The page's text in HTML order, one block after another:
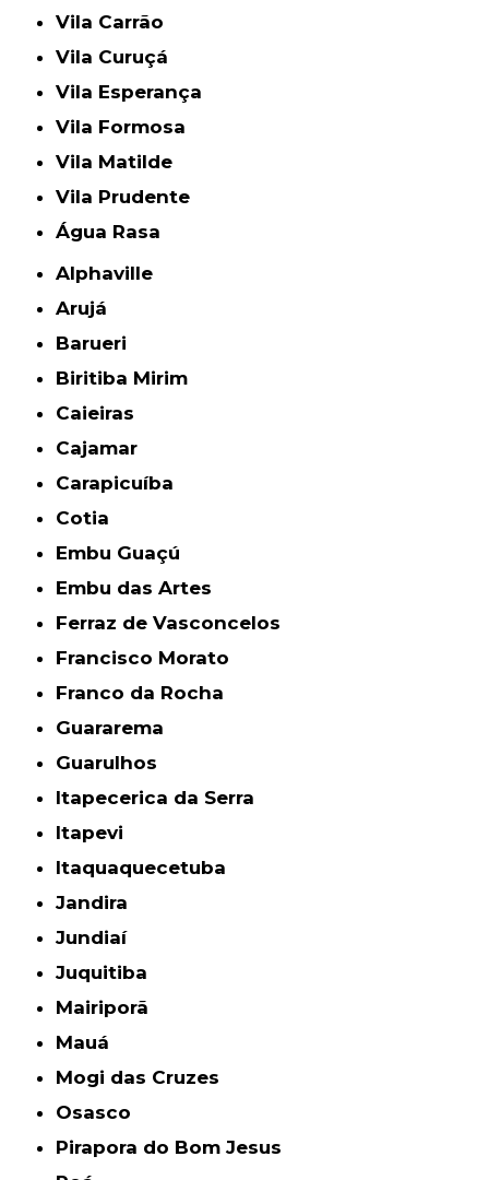
Vila Carrão
Vila Curuçá
Vila Esperança
Vila Formosa
Vila Matilde
Vila Prudente
Água Rasa
Alphaville
Arujá
Barueri
Biritiba Mirim
Caieiras
Cajamar
Carapicuíba
Cotia
Embu Guaçú
Embu das Artes
Ferraz de Vasconcelos
Francisco Morato
Franco da Rocha
Guararema
Guarulhos
Itapecerica da Serra
Itapevi
Itaquaquecetuba
Jandira
Jundiaí
Juquitiba
Mairiporã
Mauá
Mogi das Cruzes
Osasco
Pirapora do Bom Jesus